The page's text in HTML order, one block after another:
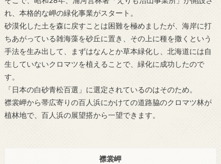
れ、本格的な岬の緑化事業がスタート。
砂漠化した土を森に戻すことは困難を極めましたが、海岸に打
ちあがっている雑海藻を砂丘に置き、その上に種を撒くという
手法を生み出して、まずはなんとか草本緑化し、北海道には自
生していないクロマツを植えることで、緑化に成功したので
す。
「日本の白砂青松百選」に選定されているのはそのため。
襟裳岬から帯広寄りの百人浜にかけての道路脇のクロマツ林が
植林地で、百人浜の展望搭から一望できます。
襟裳岬